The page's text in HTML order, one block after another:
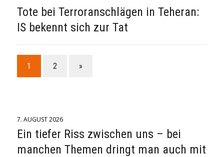
Tote bei Terroranschlägen in Teheran:
IS bekennt sich zur Tat
1 2 »
7. AUGUST 2026
Ein tiefer Riss zwischen uns – bei
manchen Themen dringt man auch mit